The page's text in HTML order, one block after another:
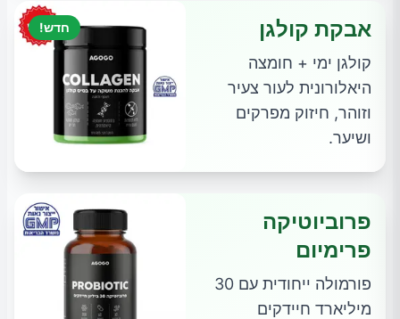
חדש! אבקת קולגן
קולגן ימי + חומצה
היאלורונית לעור צעיר
וזוהר, חיזוק מפרקים
ושיער.
פרוביוטיקה
פרימיום
פורמולה ייחודית עם 30
מיליארד חיידקים